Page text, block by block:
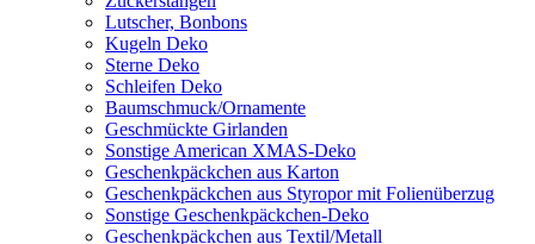
Lutscher, Bonbons
Kugeln Deko
Sterne Deko
Schleifen Deko
Baumschmuck/Ornamente
Geschmückte Girlanden
Sonstige American XMAS-Deko
Geschenkpäckchen aus Karton
Geschenkpäckchen aus Styropor mit Folienüberzug
Sonstige Geschenkpäckchen-Deko
Geschenkpäckchen aus Textil/Metall